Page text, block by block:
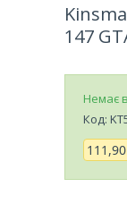
147
Немає
Код: